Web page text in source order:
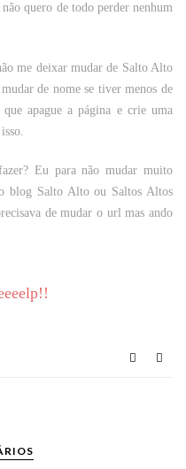
quero de todo perder nenhum
me deixar mudar de Salto Alto
de nome se tiver menos de
que apague a página e crie uma
Eu para não mudar muito
blog Salto Alto ou Saltos Altos
de mudar o url mas ando